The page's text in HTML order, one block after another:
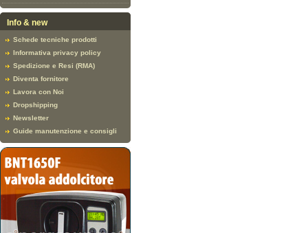
Info & new
Schede tecniche prodotti
Informativa privacy policy
Spedizione e Resi (RMA)
Diventa fornitore
Lavora con Noi
Dropshipping
Newsletter
Guide manutenzione e consigli